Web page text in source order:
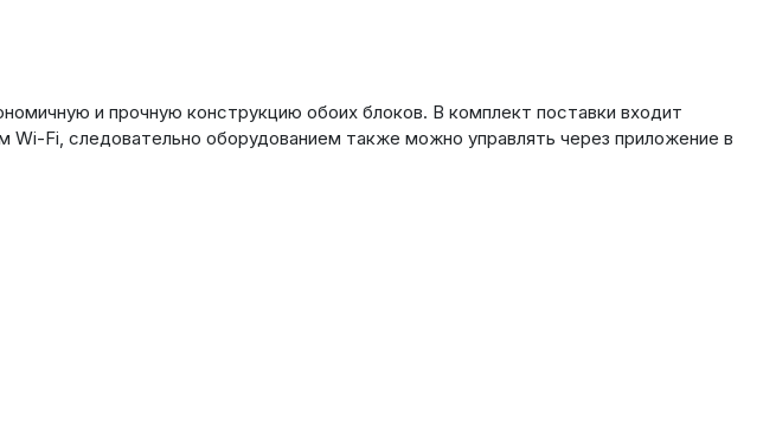
и прочную конструкцию обоих блоков. В комплект поставки входит
Fi, следовательно оборудованием также можно управлять через приложение в